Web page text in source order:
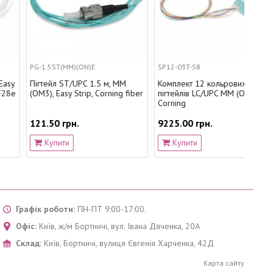
1.5ST(MM)(ON)E
ST/UPC 1.5 м, MM
Easy Strip, Corning fiber
грн.
Купити
SP12-03T-S8
Комплект 12 кольрових
пігтейлів LC/UPC MM (OM3),
9225.00 грн.
Купити
Графік роботи: ПН-ПТ 9:00-17:00.
Офіс: Київ,ж/м Бортничі, вул. Івана Дяченка, 20А
Склад: Київ, Бортничі, вулиця Євгенія Харченка, 42Д
Карта сайту